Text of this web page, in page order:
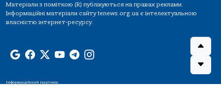
Матеріали з поміткою (R) публікуються на правах реклами.
Інформаційні матеріали сайту tenews.org.ua є інтелектуальною
власністю інтернет-ресурсу.
Інформаційний партнер: